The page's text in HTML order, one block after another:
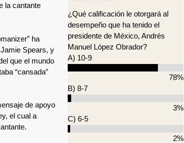
la cantante
ha
Spears, y
que el mundo
“cansada”
de apoyo
el cual a
¿Qué calificación le otorgará al
desempeño que ha tenido el
presidente de México, Andrés
Manuel López Obrador?
A) 10-9
78%
B) 8-7
3%
C) 6-5
2%